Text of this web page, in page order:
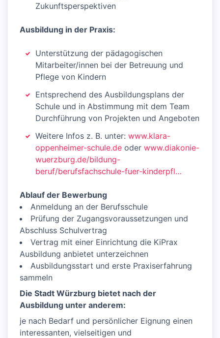
Zukunftsperspektiven
Ausbildung in der Praxis:
Unterstützung der pädagogischen
Mitarbeiter/innen bei der Betreuung und
Pflege von Kindern
Entsprechend des Ausbildungsplans der
Schule und in Abstimmung mit dem Team
Durchführung von Projekten und Angeboten
Weitere Infos z. B. unter: www.klara-
oppenheimer-schule.de oder www.diakonie-
wuerzburg.de/bildung-
beruf/berufsfachschule-fuer-kinderpfl…
Ablauf der Bewerbung
Anmeldung an der Berufsschule
Prüfung der Zugangsvoraussetzungen und
Abschluss Schulvertrag
Vertrag mit einer Einrichtung die KiPrax
Ausbildung anbietet unterzeichnen
Ausbildungsstart und erste Praxiserfahrung
sammeln
Die Stadt Würzburg bietet nach der
Ausbildung unter anderem:
je nach Bedarf und persönlicher Eignung einen
interessanten, vielseitigen und